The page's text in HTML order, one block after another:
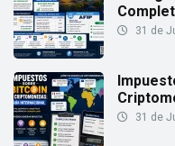
31 de
31 de